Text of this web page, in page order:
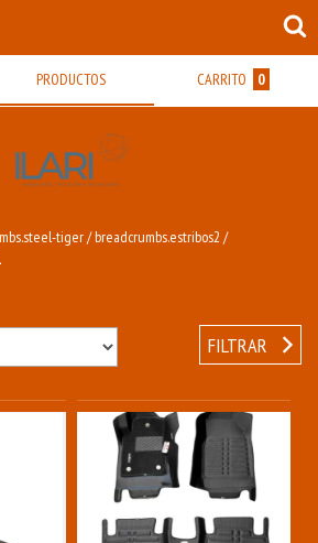
PRODUCTOS CARRITO 0
tiger/breadcrumbs.estribos2 /
FILTRAR